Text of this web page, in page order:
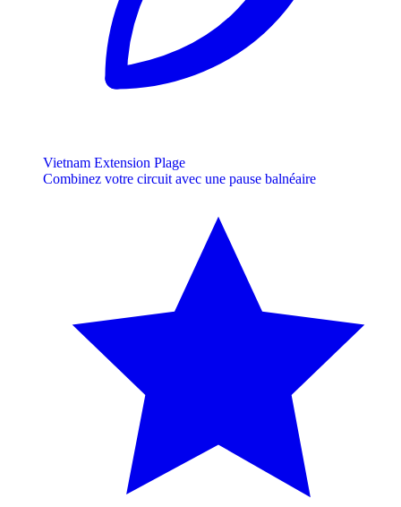
Vietnam Extension Plage
Combinez votre circuit avec une pause balnéaire